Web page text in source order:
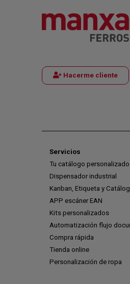
Hacerme cliente
Servicios
Tu catálogo personalizado
Dispensador industrial
Kanban, Etiqueta y
APP escáner EAN
Kits personalizados
Automatización flujo
Compra rápida
Tienda online
Personalización de ropa